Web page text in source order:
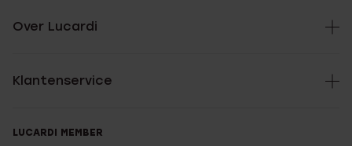
Over Lucardi
Klantenservice
LUCARDI MEMBER